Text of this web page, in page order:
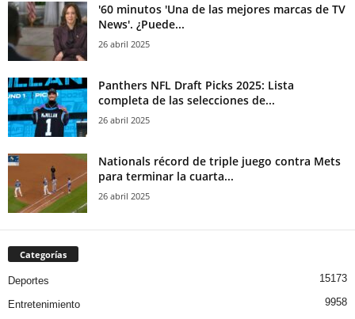
'60 minutos 'Una de las mejores marcas de TV
News'. ¿Puede...
26 abril 2025
Panthers NFL Draft Picks 2025: Lista
completa de las selecciones de...
26 abril 2025
Nationals récord de triple juego contra Mets
para terminar la cuarta...
26 abril 2025
Categorías
Deportes 15173
Entretenimiento 9958